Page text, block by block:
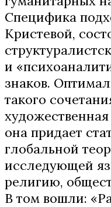
Специфика
Кристевой,
и
знаков.
такого
она придает
глобальной
исследующей
религию,
В том вошли: